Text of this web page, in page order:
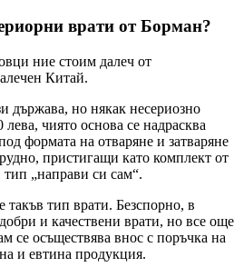
врати от Борман?
ние стоим далеч от
Китай.
държава, но някак несериозно
чиято основа се надрасква
формата на отваряне и затваряне
пристигащи като комплект от
тип „направи си сам“.
такъв тип врати. Безспорно, в
и качествени врати, но все още
се осъществява внос с поръчка на
и евтина продукция.